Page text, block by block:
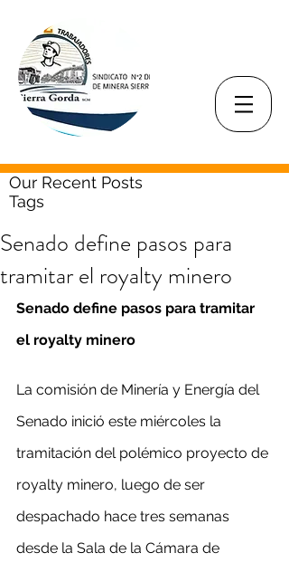
Our Recent Posts
Tags
Senado define pasos para
tramitar el royalty minero
Senado define pasos para tramitar
el royalty minero
La comisión de Minería y Energía del
Senado inició este miércoles la
tramitación del polémico proyecto de
royalty minero, luego de ser
despachado hace tres semanas
desde la Sala de la Cámara de